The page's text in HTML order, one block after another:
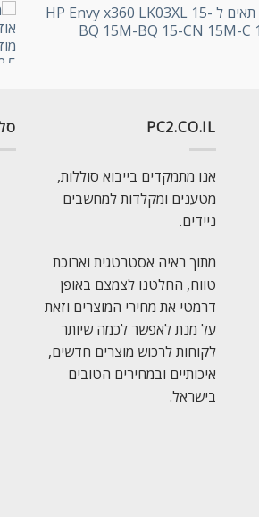
סוללה מקורית 6 תאים ל HP Envy x360 LK03XL 15-
BQ 15M-BQ 15-CN 15M-C
PC2.CO.IL
אנו מתמקדים בייבוא סוללות,
מטענים ומקלדות למחשבים
ניידים.
מתוך ראיה אסטרטגית וארוכת
טווח, החלטנו לצמצם באופן
דרמטי את מחירי המוצרים וזאת
על מנת לאפשר לכמה שיותר
לקוחות לרכוש מוצרים חדשים,
איכותיים ובמחירים הטובים
בישראל.